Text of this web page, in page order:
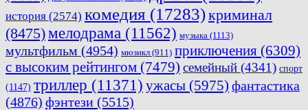
история (2574) комедия (17283)криминал
(8475)мелодрама (11562) музыка (1113)
мультфильм (4954) мюзикл (911) приключения (6309)
с высоким рейтингом (7479) семейный (4341) спорт
(1147) триллер (11371) ужасы (5975) фантастика
(4876) фэнтези (5515)